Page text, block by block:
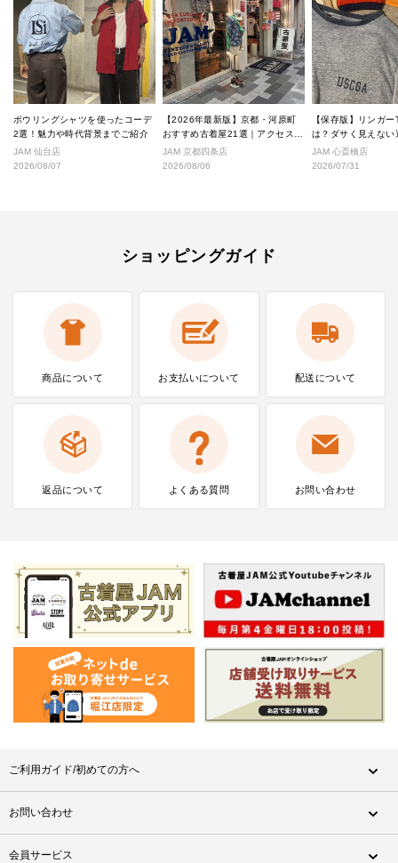
ボウリングシャツを使ったコーデ
2選！魅力や時代背景までご紹介
JAM 仙台店
2026/08/07
【2026年最新版】京都・河原町
おすすめ古着屋21選｜アクセス良
好な絶対行くべきショップ厳選！
JAM 京都四条店
2026/08/06
【保存版】リンガ
は？ダサく見えない
なし完全ガイド
JAM 心斎橋店
2026/07/31
ショッピングガイド
商品について お支払いについて 配送について
返品について よくある質問 お問い合わせ
ご利用ガイド/初めての方へ
お問い合わせ
会員サービス